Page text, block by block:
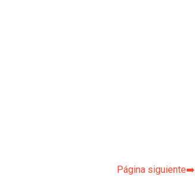
Página siguiente➡️